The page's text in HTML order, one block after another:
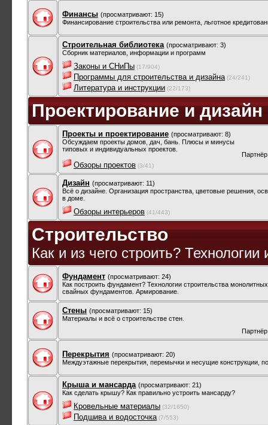
Финансы (просматривают: 15)
Финансирование строительства или ремонта, льготное
Строительная библиотека (просматривают: 3)
Сборник материалов, информации и программ
Законы и СНиПы (17/904)
Программы для строительства и дизайна (24/241)
Литература и инструкции (22/173)
Проектирование и дизайн
Проекты и проектирование (просматривают: 8)
Обсуждаем проекты домов, дач, бань. Плюсы и минусы
типовых и индивидуальных проектов.
Обзоры проектов (3/41)
Дизайн (просматривают: 11)
Всё о дизайне. Организация пространства, цветовые решения,
в доме.
Обзоры интерьеров (41/443)
Строительство
Как и из чего строить?
Фундамент (просматривают: 24)
Как построить фундамент? Технологии строительства
свайных фундаментов. Армирование.
Стены (просматривают: 15)
Материалы и всё о строительстве стен.
Перекрытия (просматривают: 20)
Междуэтажные перекрытия, перемычки и несущие конструкции,
Крыша и мансарда (просматривают: 21)
Как сделать крышу? Как правильно устроить мансарду?
Кровельные материалы (32/1650)
Подшива и водосточка (7/553)